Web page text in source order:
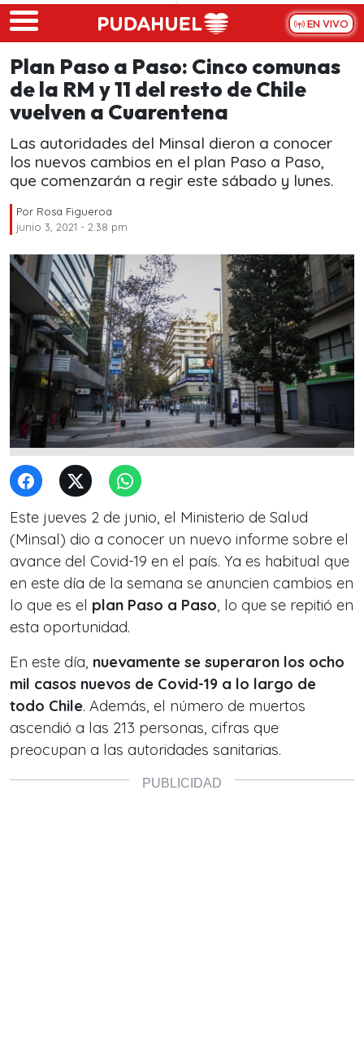
Skip to main content
EN VIVO
Plan Paso a Paso: Cinco comunas
de la RM y 11 del resto de Chile
vuelven a Cuarentena
Las autoridades del Minsal dieron a conocer
los nuevos cambios en el plan Paso a Paso,
que comenzarán a regir este sábado y lunes.
Por Rosa Figueroa
junio 3, 2021 - 2:38 pm
Este jueves 2 de junio, el Ministerio de Salud
(Minsal) dio a conocer un nuevo informe sobre el
avance del Covid-19 en el país. Ya es habitual que
en este día de la semana se anuncien cambios en
lo que es el plan Paso a Paso, lo que se repitió en
esta oportunidad.
En este día, nuevamente se superaron los ocho
mil casos nuevos de Covid-19 a lo largo de
todo Chile. Además, el número de muertos
ascendió a las 213 personas, cifras que
preocupan a las autoridades sanitarias.